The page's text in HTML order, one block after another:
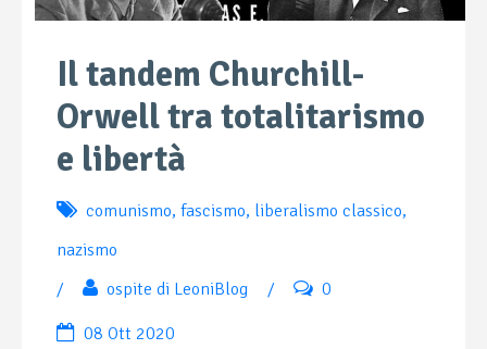
Il tandem Churchill-
Orwell tra totalitarismo
e libertà
comunismo, fascismo, liberalismo classico,
nazismo
/
ospite di LeoniBlog / 0
08 Ott 2020